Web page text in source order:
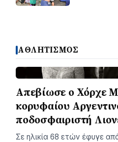
ΑΘΛΗΤΙΣΜΟΣ
Απεβίωσε ο Χόρχε
κορυφαίου
ποδοσφαιριστή
Σε ηλικία 68 ετών έφυγε